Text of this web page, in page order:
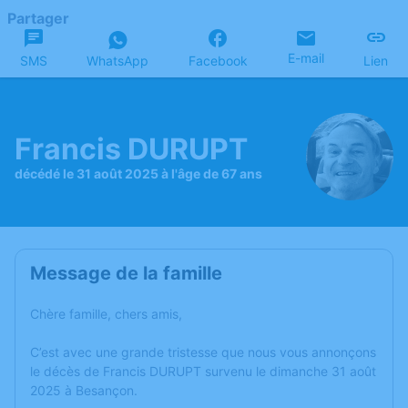
Partager
SMS WhatsApp Facebook E-mail Lien
Francis DURUPT
décédé le 31 août 2025 à l'âge de 67 ans
Message de la famille
Chère famille, chers amis,
C’est avec une grande tristesse que nous vous annonçons
le décès de Francis DURUPT survenu le dimanche 31 août
2025 à Besançon.